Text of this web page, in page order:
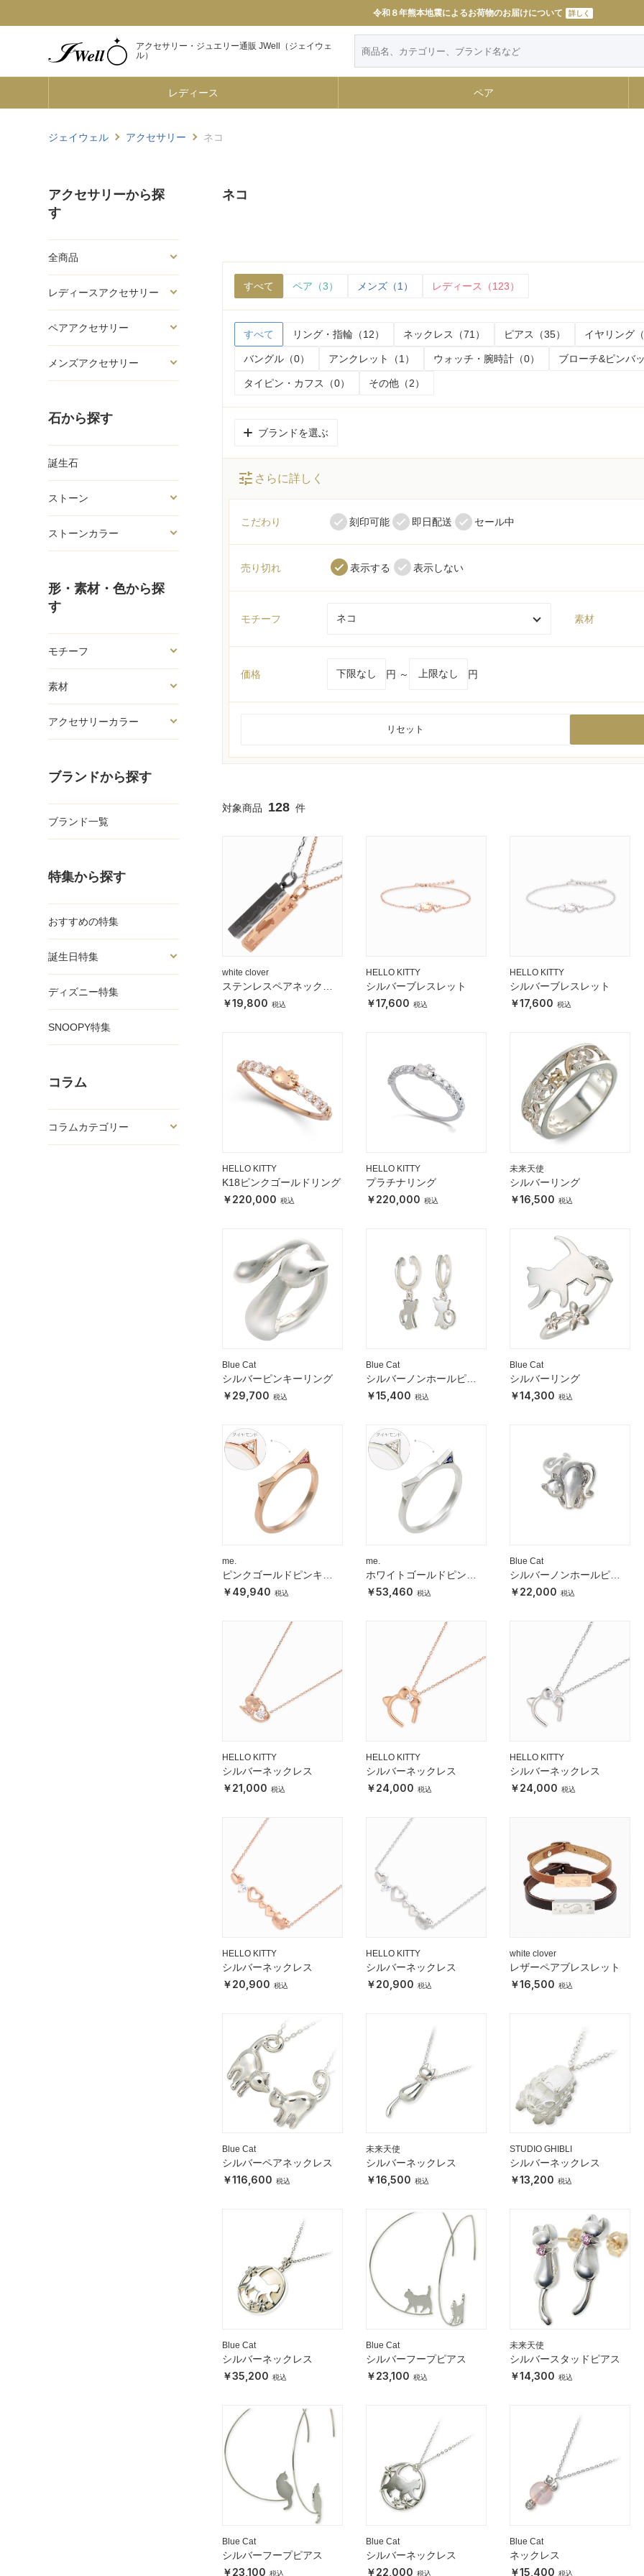
11000円以上で送料無料 詳しく
アクセサリー・ジュエリー通販 JWell（ジェイウェ
ル）
レディース ペア
ジェイウェル アクセサリー ネコ
アクセサリーから探
す
全商品
レディースアクセサリー
ペアアクセサリー
メンズアクセサリー
石から探す
誕生石
ストーン
ストーンカラー
形・素材・色から探
す
モチーフ
素材
アクセサリーカラー
ブランドから探す
ブランド一覧
特集から探す
おすすめの特集
誕生日特集
ディズニー特集
SNOOPY特集
コラム
コラムカテゴリー
ネコ
すべて ペア（3） メンズ（1） レディース（123）
すべて リング・指輪（12） ネックレス（71） ピアス（35） イヤリング
バングル（0） アンクレット（1） ウォッチ・腕時計（0） ブローチ&ピンバ
タイピン・カフス（0） その他（2）
ブランドを選ぶ
tune さらに詳しく
こだわり 刻印可能 即日配送 セール中
売り切れ 表示する 表示しない
モチーフ 素材
価格 円 ～ 円
リセット
128
white clover
ステンレスペアネックレ
ス19,800
HELLO KITTY
シルバーブレスレット
17,600
HELLO KITTY
シルバーブレスレット
17,600
HELLO KITTY
K18ピンクゴールドリング
220,000
HELLO KITTY
プラチナリング
220,000
未来天使
シルバーリング
16,500
Blue Cat
シルバーピンキーリング
29,700
Blue Cat
シルバーノンホールピア
ス15,400
Blue Cat
シルバーリング
14,300
me.
ピンクゴールドピンキー
リング
49,940
me.
ホワイトゴールドピンキ
ーリング
53,460
Blue Cat
シルバーノンホールピア
ス22,000
HELLO KITTY
シルバーネックレス
21,000
HELLO KITTY
シルバーネックレス
24,000
HELLO KITTY
シルバーネックレス
24,000
HELLO KITTY
シルバーネックレス
20,900
HELLO KITTY
シルバーネックレス
20,900
white clover
レザーペアブレスレット
16,500
Blue Cat
シルバーペアネックレス
116,600
未来天使
シルバーネックレス
16,500
STUDIO GHIBLI
シルバーネックレス
13,200
Blue Cat
シルバーネックレス
35,200
Blue Cat
シルバーフープピアス
23,100
未来天使
シルバースタッドピアス
14,300
Blue Cat
シルバーフープピアス
23,100
Blue Cat
シルバーネックレス
22,000
Blue Cat
ネックレス
15,400